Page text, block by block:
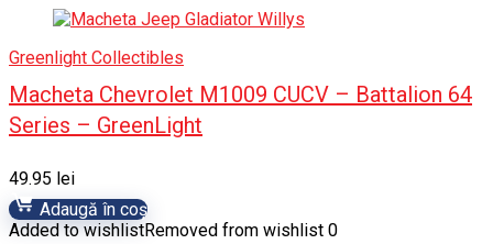
Greenlight Collectibles
Macheta Chevrolet M1009 CUCV – Battalion 64
Series – GreenLight
49.95 lei
Adaugă în coș
Added to wishlistRemoved from wishlist 0